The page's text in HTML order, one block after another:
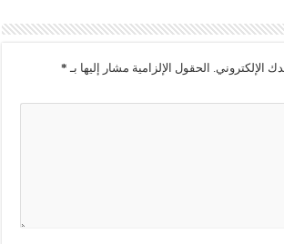
الإلكتروني. الحقول الإلزامية مشار إليها بـ *